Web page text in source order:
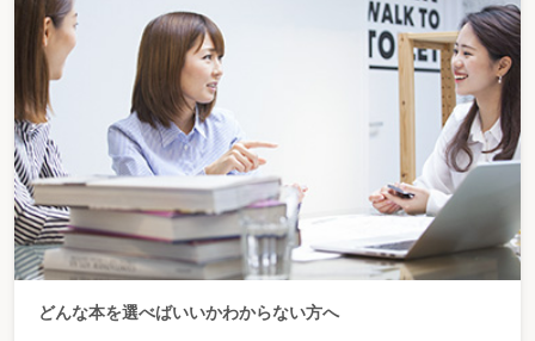
どんな本を選べばいいかわからない方へ